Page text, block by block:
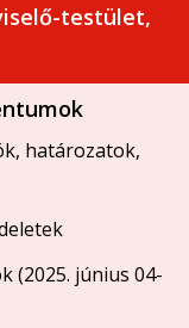
testület,
határozatok,
(2025. június 04-